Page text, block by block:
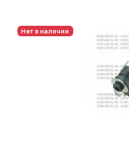
Нет в наличии